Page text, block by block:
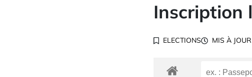
Inscription
ELECTIONS MIS À